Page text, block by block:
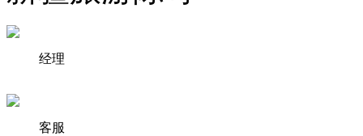
经理
客服